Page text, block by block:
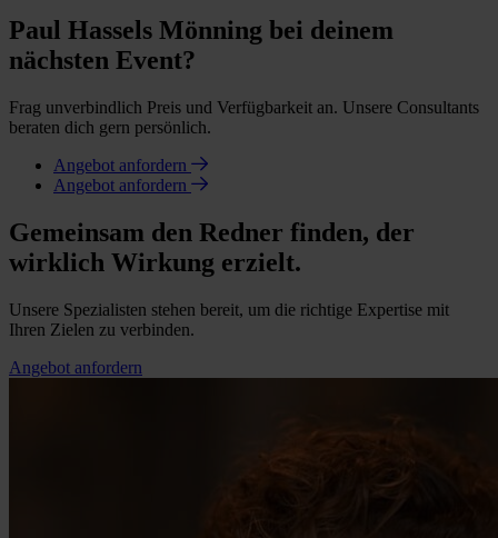
Paul Hassels Mönning bei deinem
nächsten Event?
Frag unverbindlich Preis und Verfügbarkeit an. Unsere Consultants
beraten dich gern persönlich.
Angebot anfordern
Angebot anfordern
Gemeinsam den Redner finden, der
wirklich Wirkung erzielt.
Unsere Spezialisten stehen bereit, um die richtige Expertise mit
Ihren Zielen zu verbinden.
Angebot anfordern